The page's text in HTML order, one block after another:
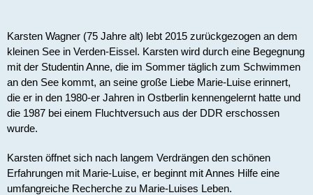
Karsten Wagner (75 Jahre alt) lebt 2015 zurückgezogen an dem
kleinen See in Verden-Eissel. Karsten wird durch eine Begegnung
mit der Studentin Anne, die im Sommer täglich zum Schwimmen
an den See kommt, an seine große Liebe Marie-Luise erinnert,
die er in den 1980-er Jahren in Ostberlin kennengelernt hatte und
die 1987 bei einem Fluchtversuch aus der DDR erschossen
wurde.
Karsten öffnet sich nach langem Verdrängen den schönen
Erfahrungen mit Marie-Luise, er beginnt mit Annes Hilfe eine
umfangreiche Recherche zu Marie-Luises Leben.